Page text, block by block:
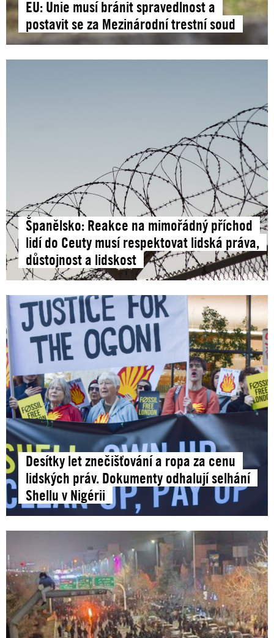
EU: Unie musí bránit spravedlnost a
postavit se za Mezinárodní trestní soud
Španělsko: Reakce na mimořádný příchod
lidí do Ceuty musí respektovat lidská práva,
důstojnost a lidskost
Desítky let znečišťování a ropa za cenu
lidských práv. Dokumenty odhalují selhání
Shellu v Nigérii